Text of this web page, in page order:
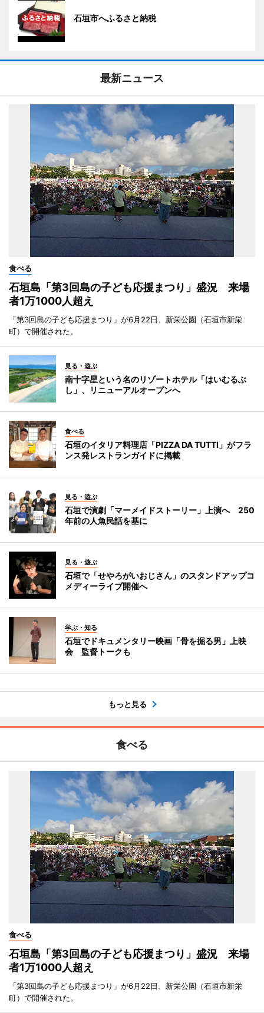
石垣市へふるさと納税
最新ニュース
食べる
石垣島「第3回島の子ども応援まつり」盛況 来場
者1万1000人超え
「第3回島の子ども応援まつり」が6月22日、新栄公園（石垣市新栄
町）で開催された。
見る・遊ぶ
南十字星という名のリゾートホテル「はいむるぶ
し」、リニューアルオープンへ
食べる
石垣のイタリア料理店「PIZZA DA TUTTI」がフラ
ンス発レストランガイドに掲載
見る・遊ぶ
石垣で演劇「マーメイドストーリー」上演へ 250
年前の人魚民話を基に
見る・遊ぶ
石垣で「せやろがいおじさん」のスタンドアップコ
メディーライブ開催へ
学ぶ・知る
石垣でドキュメンタリー映画「骨を掘る男」上映
会 監督トークも
もっと見る
食べる
食べる
石垣島「第3回島の子ども応援まつり」盛況 来場
者1万1000人超え
「第3回島の子ども応援まつり」が6月22日、新栄公園（石垣市新栄
町）で開催された。